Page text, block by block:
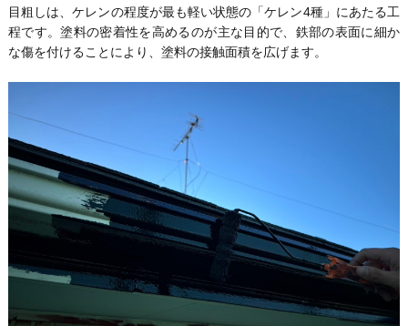
目粗しは、ケレンの程度が最も軽い状態の「ケレン4種」にあたる工
程です。塗料の密着性を高めるのが主な目的で、鉄部の表面に細か
な傷を付けることにより、塗料の接触面積を広げます。